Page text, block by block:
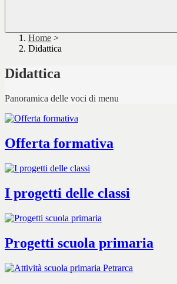
Home >
Didattica
Didattica
Panoramica delle voci di menu
Offerta formativa
I progetti delle classi
Progetti scuola primaria